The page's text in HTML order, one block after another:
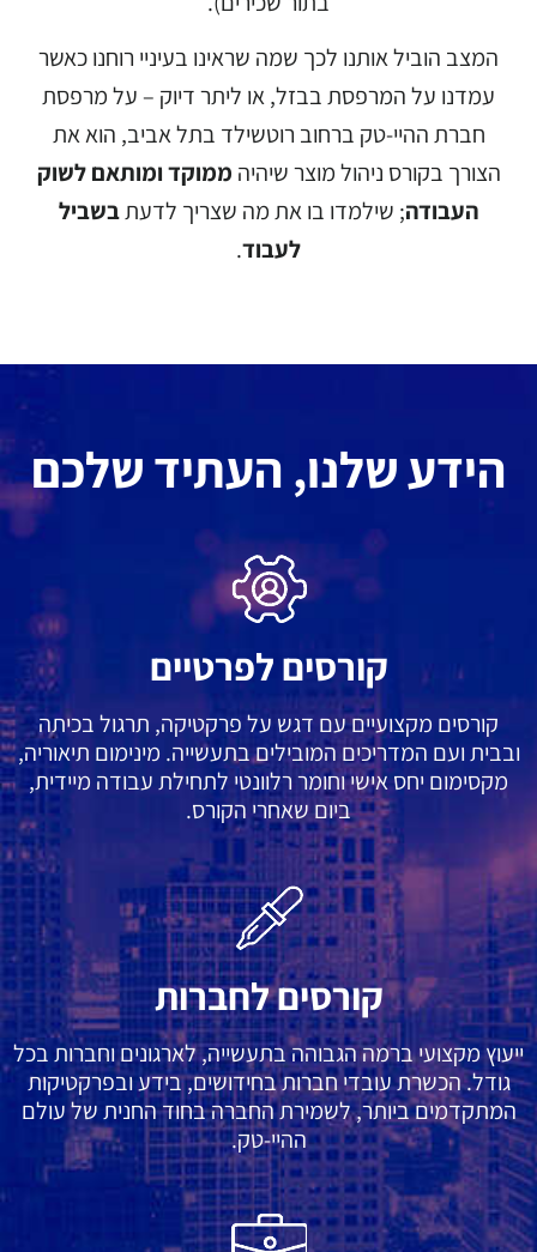
המצב הוביל אותנו לכך שמה שראינו בעיניי רוחנו כאשר
עמדנו על המרפסת בבזל, או ליתר דיוק – על מרפסת
חברת ההיי-טק ברחוב רוטשילד בתל אביב, הוא את
הצורך בקורס ניהול מוצר שיהיה ממוקד ומותאם לשוק
העבודה; שילמדו בו את מה שצריך לדעתבשביל
לעבוד.
הידע שלנו, העתיד שלכם
קורסים לפרטיים
קורסים מקצועיים עם דגש על פרקטיקה, תרגול בכיתה
ובבית ועם המדריכים המובילים בתעשייה. מינימום תיאוריה,
מקסימום יחס אישי וחומר רלוונטי לתחילת עבודה מיידית,
ביום שאחרי הקורס.
קורסים לחברות
ייעוץ מקצועי ברמה הגבוהה בתעשייה, לארגונים וחברות בכל
גודל. הכשרת עובדי חברות בחידושים, בידע ובפרקטיקות
המתקדמים ביותר, לשמירת החברה בחוד החנית של עולם
ההיי-טק.